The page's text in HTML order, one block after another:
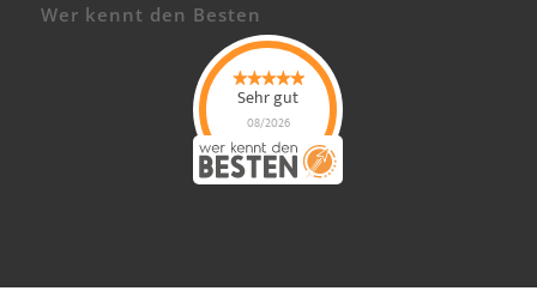
Wer kennt den Besten
Sehr gut
08/2026